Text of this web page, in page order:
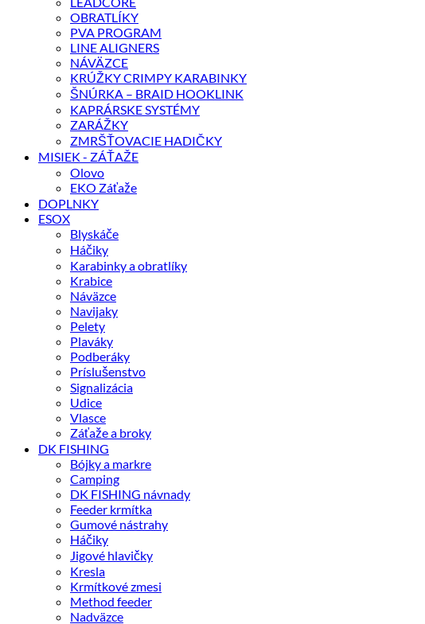
OBRATLÍKY
PVA PROGRAM
LINE ALIGNERS
NÁVÄZCE
KRÚŽKY CRIMPY KARABINKY
ŠNÚRKA – BRAID HOOKLINK
KAPRÁRSKE SYSTÉMY
ZARÁŽKY
ZMRŠŤOVACIE HADIČKY
MISIEK - ZÁŤAŽE
Olovo
EKO Záťaže
DOPLNKY
ESOX
Blyskáče
Háčiky
Karabinky a obratlíky
Krabice
Náväzce
Navijaky
Pelety
Plaváky
Podberáky
Príslušenstvo
Signalizácia
Udice
Vlasce
Záťaže a broky
DK FISHING
Bójky a markre
Camping
DK FISHING návnady
Feeder krmítka
Gumové nástrahy
Háčiky
Jigové hlavičky
Kresla
Krmítkové zmesi
Method feeder
Nadväzce